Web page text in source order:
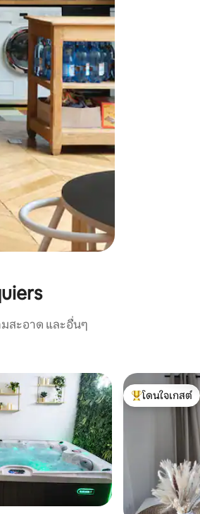
สะอาด และอื่นๆ
โดนใจเกสต์ที่สุด
โดนใจเกสต์